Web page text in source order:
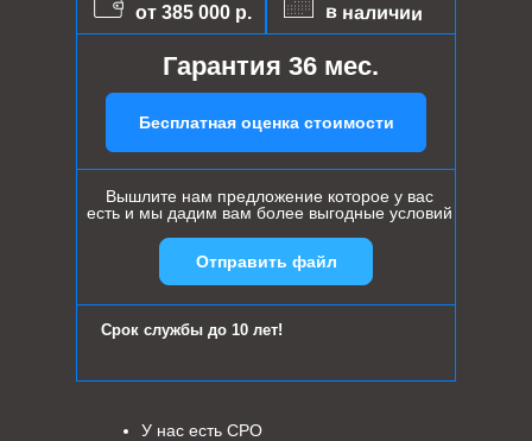
в наличии
от 385 000 р.
Гарантия 36 мес.
Бесплатная оценка стоимости
Вышлите нам предложение которое у вас
есть и мы дадим вам более выгодные условий
Срок службы до 10 лет!
У нас есть СРО
Отправить файл